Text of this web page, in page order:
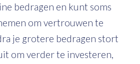
bedragen en kunt soms
om vertrouwen te
je grotere bedragen stort
om verder te investeren,